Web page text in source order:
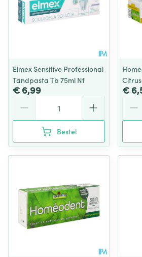
Elmex Sensitive Professional
Tandpasta Tb 75ml Nf
€ 6,99
Bestel
€